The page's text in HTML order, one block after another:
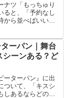
ナツ「もっちゅり
ると、「予約なし
から並べばいい
舗によって状況が
前に...
ーパン｜舞台
シーンある？ど
ーターパン』に出
ついて、「キスシ
あるならどの場